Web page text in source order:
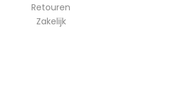
Retouren
Zakelijk